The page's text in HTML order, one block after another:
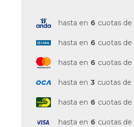
hasta en 6 cuotas de
hasta en 6 cuotas de
hasta en 6 cuotas de
hasta en 3 cuotas de
hasta en 6 cuotas de
hasta en 6 cuotas de